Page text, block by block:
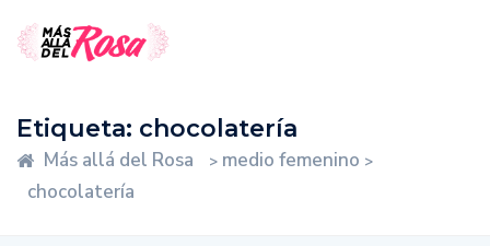
Etiqueta: chocolatería
Más allá del Rosa > medio femenino >
chocolatería